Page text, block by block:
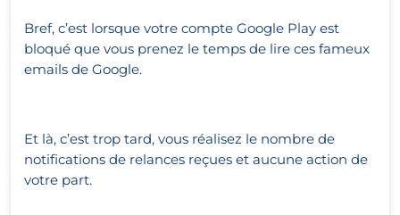
Bref, c’est lorsque votre compte Google Play est
bloqué que vous prenez le temps de lire ces fameux
emails de Google.
Et là, c’est trop tard, vous réalisez le nombre de
notifications de relances reçues et aucune action de
votre part.